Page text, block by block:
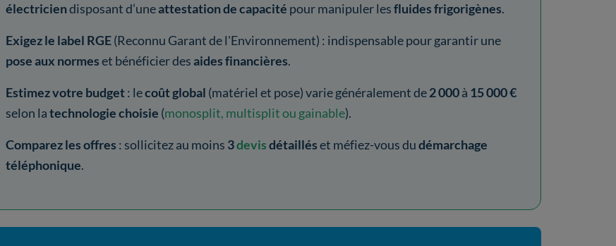
électriciendisposant d’uneattestation de capacité pour manipuler lesfluides frigorigènes.
Exigez le label RGE(Reconnu Garant de l'Environnement) : indispensable pour garantir une
pose aux normeset bénéficier desaides financières.
Estimez votre budget: lecoût global (matériel et pose) varie généralement de2 000à 15 000 €
selon latechnologie choisie (monosplit, multisplit ou gainable).
Comparez les offres : sollicitez au moins 3devisdétailléset méfiez-vous dudémarchage
téléphonique.